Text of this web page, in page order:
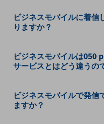
モビリティ
小売業
キーワードで探す
モバイルTOP
ビジネスモバイルに着信
りますか？
ビジネスモバイルは050
サービスとはどう違うの
ビジネスモバイルで発信
ますか？